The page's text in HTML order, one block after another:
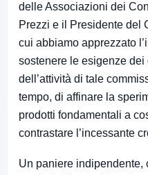
delle Associazioni dei
Prezzi e il Presidente del
cui abbiamo apprezzato
sostenere le esigenze dei
dell’attività di tale
tempo, di affinare la
prodotti fondamentali a
contrastare l’incessante
Un paniere indipendente,